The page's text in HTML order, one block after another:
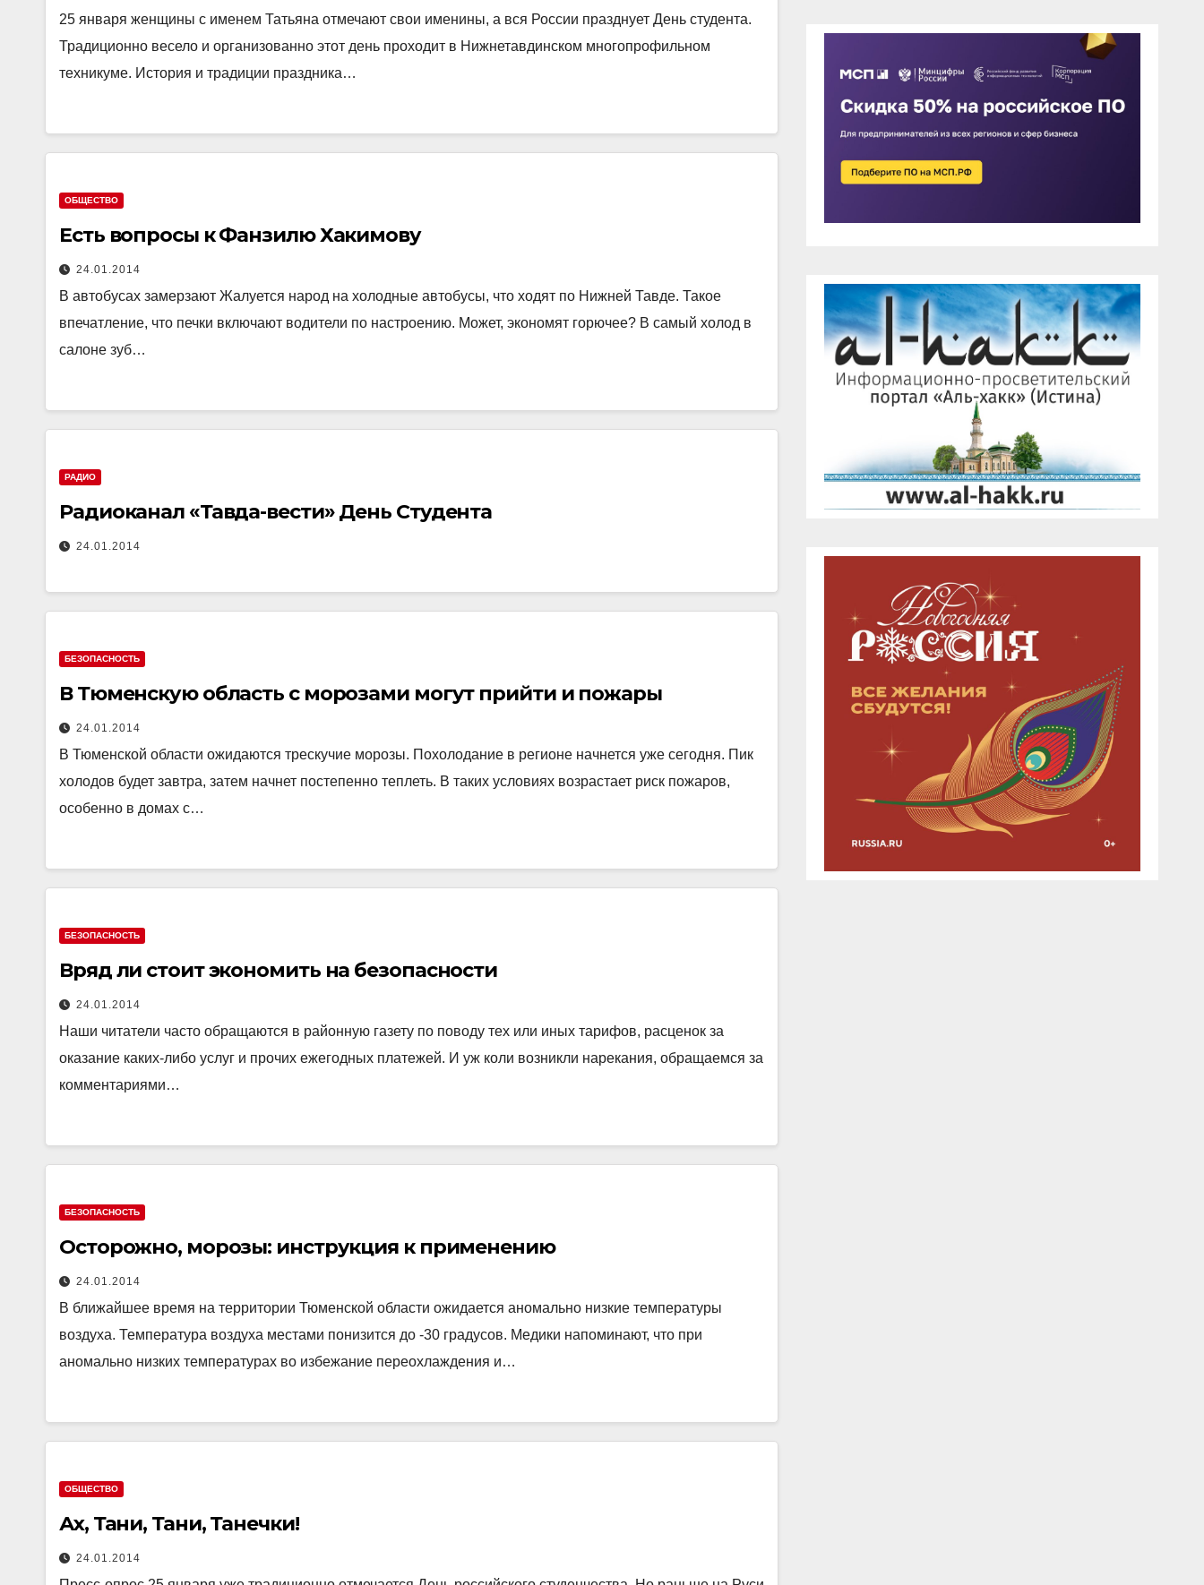
25 января женщины с именем Татьяна отмечают свои именины, а вся России празднует День студента.
Традиционно весело и организованно этот день проходит в Нижнетавдинском многопрофильном
техникуме. История и традиции праздника…
ОБЩЕСТВО
Есть вопросы к Фанзилю Хакимову
24.01.2014
В автобусах замерзают Жалуется народ на холодные автобусы, что ходят по Нижней Тавде. Такое
впечатление, что печки включают водители по настроению. Может, экономят горючее? В самый холод в
салоне зуб…
РАДИО
Радиоканал «Тавда-вести» День Студента
24.01.2014
БЕЗОПАСНОСТЬ
В Тюменскую область с морозами могут прийти и пожары
24.01.2014
В Тюменской области ожидаются трескучие морозы. Похолодание в регионе начнется уже сегодня. Пик
холодов будет завтра, затем начнет постепенно теплеть. В таких условиях возрастает риск пожаров,
особенно в домах с…
БЕЗОПАСНОСТЬ
Вряд ли стоит экономить на безопасности
24.01.2014
Наши читатели часто обращаются в районную газету по поводу тех или иных тарифов, расценок за
оказание каких-либо услуг и прочих ежегодных платежей. И уж коли возникли нарекания, обращаемся за
комментариями…
БЕЗОПАСНОСТЬ
Осторожно, морозы: инструкция к применению
24.01.2014
В ближайшее время на территории Тюменской области ожидается аномально низкие температуры
воздуха. Температура воздуха местами понизится до -30 градусов. Медики напоминают, что при
аномально низких температурах во избежание переохлаждения и…
ОБЩЕСТВО
Ах, Тани, Тани, Танечки!
24.01.2014